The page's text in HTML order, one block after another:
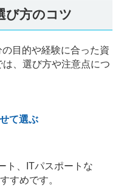
び方のコツ
目的や経験に合った資
、選び方や注意点につ
て選ぶ
ト、ITパスポートな
すめです。